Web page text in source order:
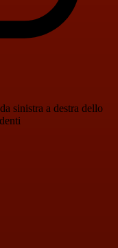
sinistra a destra dello